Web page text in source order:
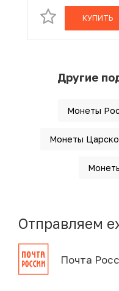
КУПИТЬ
Другие
Монеты
Монеты
Отправляем
Почта